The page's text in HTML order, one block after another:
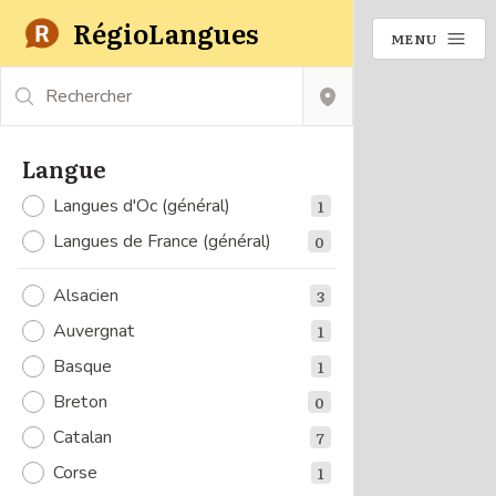
RégioLangues
Langue
Langues d'Oc (général) 1
Langues de France (général) 0
Alsacien 3
Auvergnat 1
Basque 1
Breton 0
Catalan 7
Corse 1
MENU